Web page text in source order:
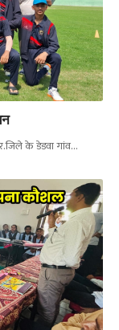
के डेडवा गांव…